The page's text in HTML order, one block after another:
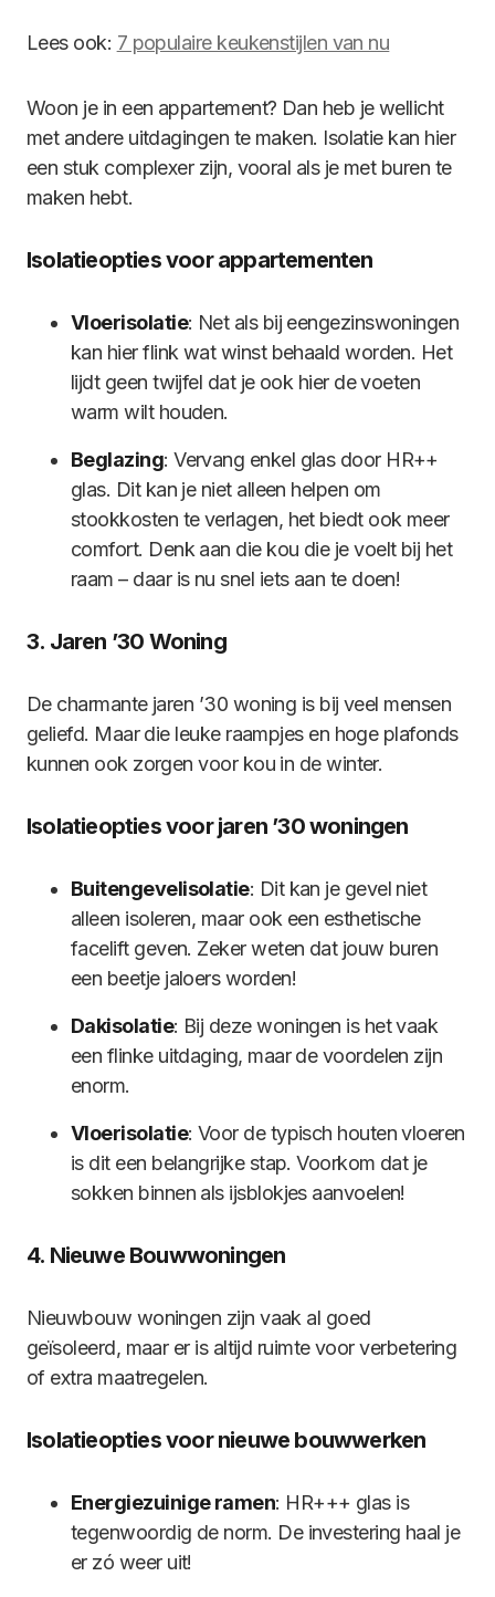
Lees ook: 7 populaire keukenstijlen van nu
Woon je in een appartement? Dan heb je wellicht
met andere uitdagingen te maken. Isolatie kan hier
een stuk complexer zijn, vooral als je met buren te
maken hebt.
Isolatieopties voor appartementen
Vloerisolatie: Net als bij eengezinswoningen
kan hier flink wat winst behaald worden. Het
lijdt geen twijfel dat je ook hier de voeten
warm wilt houden.
Beglazing: Vervang enkel glas door HR++
glas. Dit kan je niet alleen helpen om
stookkosten te verlagen, het biedt ook meer
comfort. Denk aan die kou die je voelt bij het
raam – daar is nu snel iets aan te doen!
3. Jaren ’30 Woning
De charmante jaren ’30 woning is bij veel mensen
geliefd. Maar die leuke raampjes en hoge plafonds
kunnen ook zorgen voor kou in de winter.
Isolatieopties voor jaren ’30 woningen
Buitengevelisolatie: Dit kan je gevel niet
alleen isoleren, maar ook een esthetische
facelift geven. Zeker weten dat jouw buren
een beetje jaloers worden!
Dakisolatie: Bij deze woningen is het vaak
een flinke uitdaging, maar de voordelen zijn
enorm.
Vloerisolatie: Voor de typisch houten vloeren
is dit een belangrijke stap. Voorkom dat je
sokken binnen als ijsblokjes aanvoelen!
4. Nieuwe Bouwwoningen
Nieuwbouw woningen zijn vaak al goed
geïsoleerd, maar er is altijd ruimte voor verbetering
of extra maatregelen.
Isolatieopties voor nieuwe bouwwerken
Energiezuinige ramen: HR+++ glas is
tegenwoordig de norm. De investering haal je
er zó weer uit!